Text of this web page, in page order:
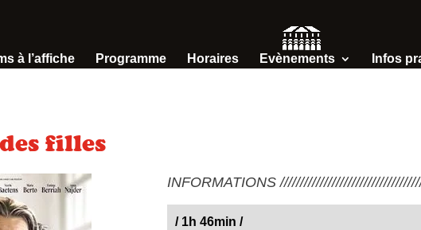
à l’affiche Programme Horaires Evènements Infos
filles
INFORMATIONS
/ 1h 46min /